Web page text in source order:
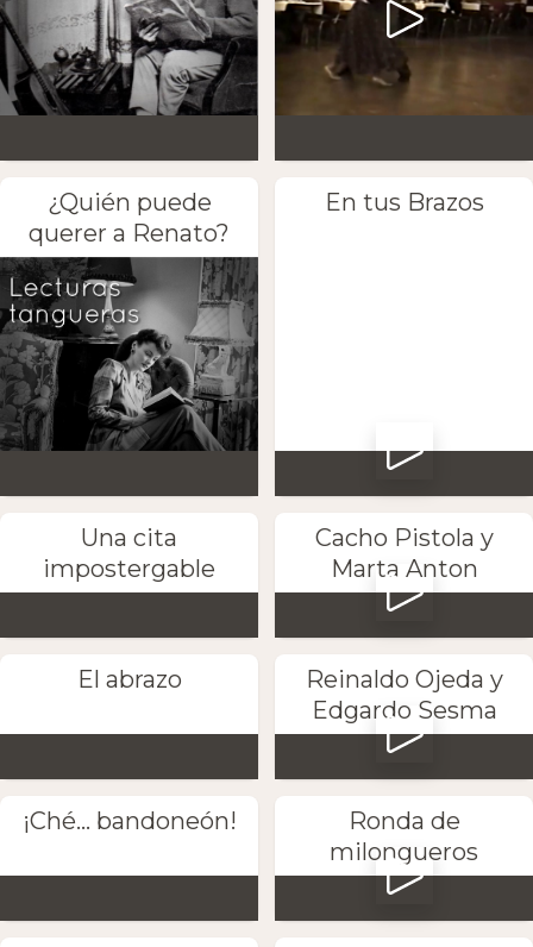
¿Quién puede
querer a Renato?
En tus Brazos
Una cita
impostergable
Cacho Pistola y
Marta Anton
El abrazo
Reinaldo Ojeda y
Edgardo Sesma
¡Ché... bandoneón!
Ronda de
milongueros